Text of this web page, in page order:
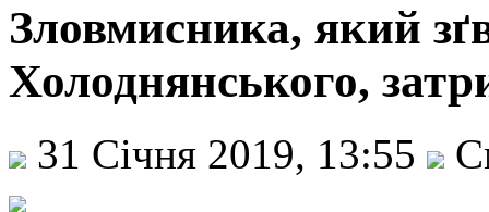
Зловмисника, який
Холоднянського,
31 Січня 2019, 13:55